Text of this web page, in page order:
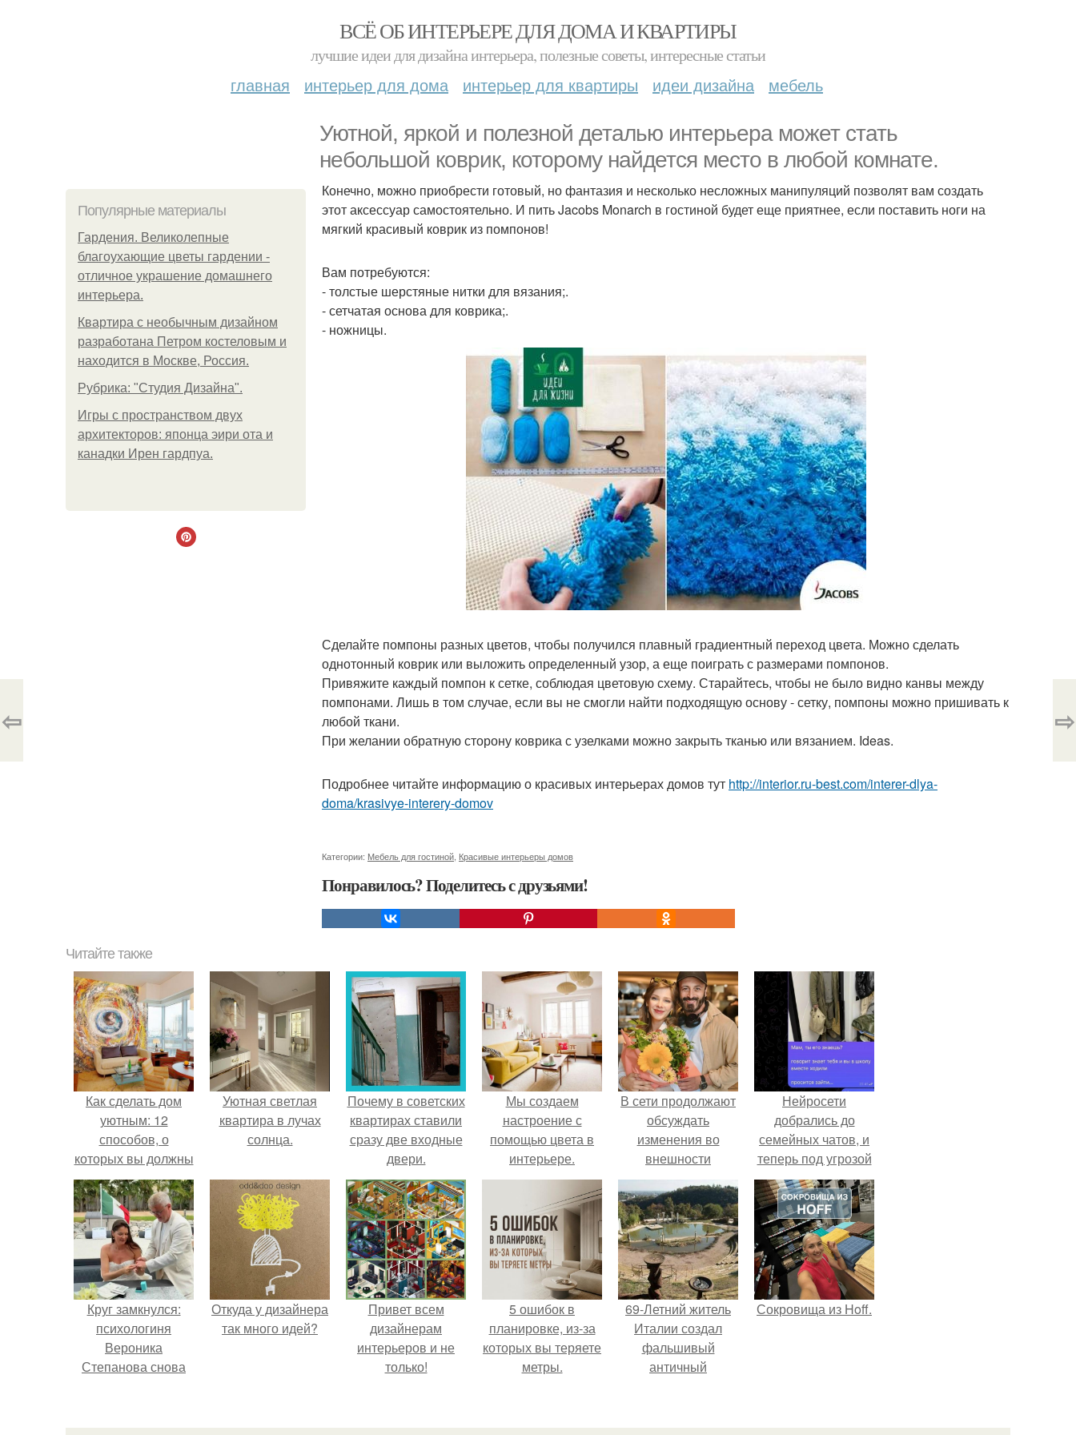
ВСЁ ОБ ИНТЕРЬЕРЕ ДЛЯ ДОМА И КВАРТИРЫ
лучшие идеи для дизайна интерьера, полезные советы, интересные статьи
главная интерьер для дома интерьер для квартиры идеи дизайна мебель
Уютной, яркой и полезной деталью интерьера может стать
небольшой коврик, которому найдется место в любой комнате.
Популярные материалы
Гардения. Великолепные
благоухающие цветы гардении -
отличное украшение домашнего
интерьера.
Квартира с необычным дизайном
разработана Петром костеловым и
находится в Москве, Россия.
Рубрика: "Студия Дизайна".
Игры с пространством двух
архитекторов: японца эири ота и
канадки Ирен гардпуа.
Конечно, можно приобрести готовый, но фантазия и несколько несложных манипуляций позволят вам создать
этот аксессуар самостоятельно. И пить Jacobs Monarch в гостиной будет еще приятнее, если поставить ноги на
мягкий красивый коврик из помпонов!
Вам потребуются:
- толстые шерстяные нитки для вязания;.
- сетчатая основа для коврика;.
- ножницы.
Сделайте помпоны разных цветов, чтобы получился плавный градиентный переход цвета. Можно сделать
однотонный коврик или выложить определенный узор, а еще поиграть с размерами помпонов.
Привяжите каждый помпон к сетке, соблюдая цветовую схему. Старайтесь, чтобы не было видно канвы между
помпонами. Лишь в том случае, если вы не смогли найти подходящую основу - сетку, помпоны можно пришивать к
любой ткани.
При желании обратную сторону коврика с узелками можно закрыть тканью или вязанием. Ideas.
Подробнее читайте информацию о красивых интерьерах домов тут http://interior.ru-best.com/interer-dlya-
doma/krasivye-interery-domov
Категории: Мебель для гостиной Красивые интерьеры домов
Понравилось? Поделитесь с друзьями!
⇦ ⇨
Читайте также
Как сделать дом
уютным: 12
способов, о
которых вы должны
знать.
Уютная светлая
квартира в лучах
солнца.
Почему в советских
квартирах ставили
сразу две входные
двери.
Мы создаем
настроение с
помощью цвета в
интерьере.
В сети продолжают
обсуждать
изменения во
внешности
актрисы.
Нейросети
добрались до
семейных чатов, и
теперь под угрозой
мамины нервы.
Круг замкнулся:
психологиня
Вероника
Степанова снова
бывшего мужа.
Откуда у дизайнера
так много идей?
Привет всем
дизайнерам
интерьеров и не
только!
5 ошибок в
планировке, из-за
которых вы теряете
метры.
69-Летний житель
Италии создал
фальшивый
античный
успешно выдавал
Сокровища из Hoff.